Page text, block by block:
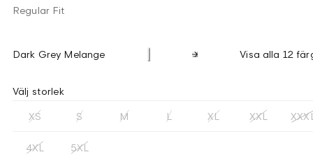
Regular Fit
Dark Grey Melange Visa alla 12
Välj storlek
XS S M L XL XXL
4XL 5XL